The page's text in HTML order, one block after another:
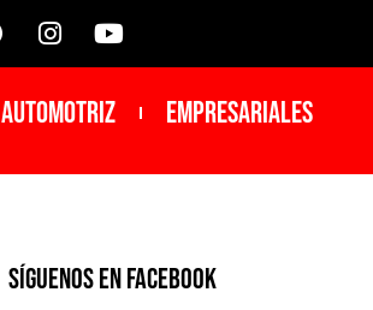
Automotriz Empresariales
SíGUENOS EN FACEBOOK